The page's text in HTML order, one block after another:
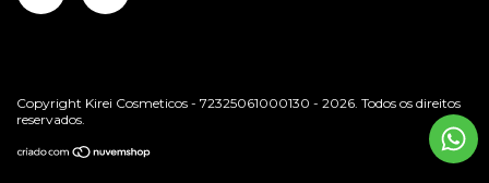
Copyright Kirei Cosmeticos - 72325061000130 - 2026. Todos os direitos
reservados.